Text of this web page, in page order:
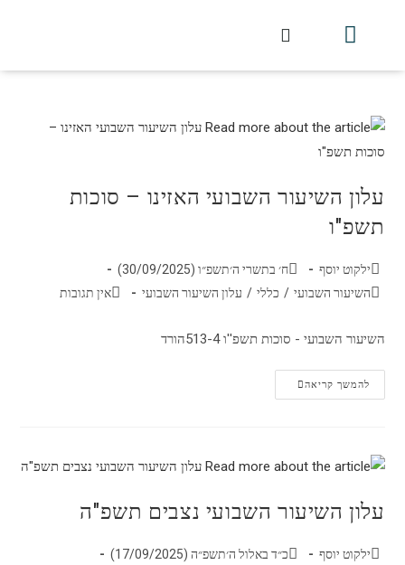
עלון השיעור השבועי האזינו – סוכות
תשפ"ו
ילקוט יוסף
ח׳ בתשרי ה׳תשפ״ו (30/09/2025)
השיעור השבועי / כללי / עלון השיעור השבועי אין תגובות
השיעור השבועי - סוכות תשפ''ו 513-4הורד
להמשך קריאה
עלון השיעור השבועי נצבים תשפ"ה
ילקוט יוסף
כ״ד באלול ה׳תשפ״ה (17/09/2025)